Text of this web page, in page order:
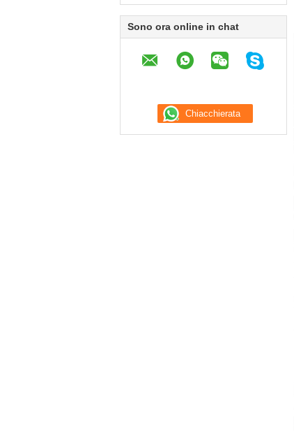
Sono ora online in chat